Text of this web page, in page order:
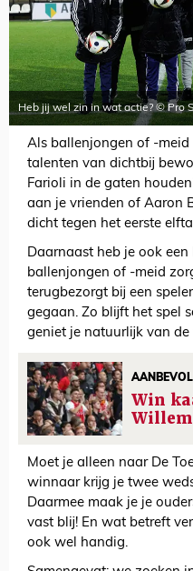
Heb jij wel zin in wat actie? © Pro
Als ballenjongen of -
talenten van dichtbij
Farioli in de gaten
aan je vrienden of Aaron
dicht tegen het eerste
Daarnaast heb je ook
ballenjongen of -meid
terugbezorgt bij een
gegaan. Zo blijft het spel
geniet je natuurlijk van de
Win
Moet je alleen naar De
winnaar krijg je twee
Daarmee maak je je
vast blij! En wat betreft
ook wel handig.